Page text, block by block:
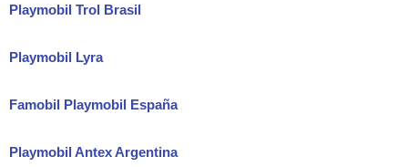
Playmobil Trol Brasil
Playmobil Lyra
Famobil Playmobil España
Playmobil Antex Argentina